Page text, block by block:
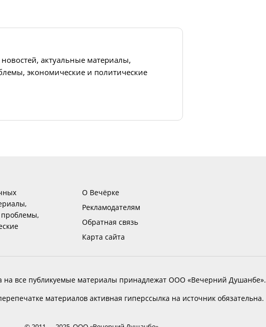
актуальные материалы,
экономические и политические
О Вечёрке
Рекламодателям
Обратная связь
Карта сайта
на все публикуемые материалы принадлежат ООО «Вечерний Душанбе».
материалов активная гиперссылка на источник обязательна.